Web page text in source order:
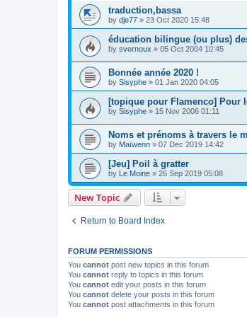
traduction,bassa
by dje77 » 23 Oct 2020 15:48
éducation bilingue (ou plus)
by svernoux » 05 Oct 2004 10:45
Bonnée année 2020 !
by Sisyphe » 01 Jan 2020 04:05
[topique pour Flamenco] Pour
by Sisyphe » 15 Nov 2006 01:11
Noms et prénoms à travers le
by Maïwenn » 07 Dec 2019 14:42
[Jeu] Poil à gratter
by Le Moine » 26 Sep 2019 05:08
New Topic
Return to Board Index
FORUM PERMISSIONS
You cannot post new topics in this forum
You cannot reply to topics in this forum
You cannot edit your posts in this forum
You cannot delete your posts in this forum
You cannot post attachments in this forum